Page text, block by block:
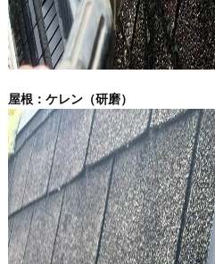
屋根：ケレン（研磨）